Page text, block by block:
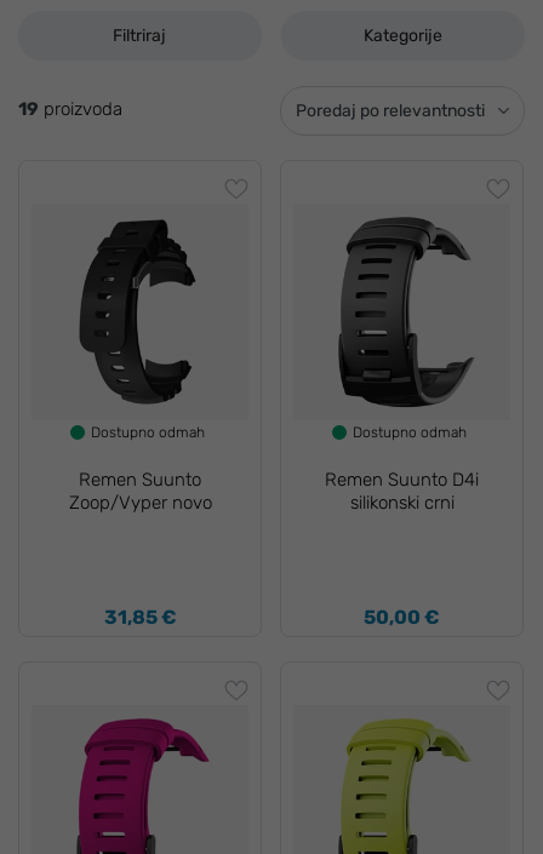
Filtriraj Kategorije
19 proizvoda Poredaj po relevantnosti
Dostupno odmah
Remen Suunto
Zoop/Vyper novo
31,85 €
Dostupno odmah
Remen Suunto D4i
silikonski crni
50,00 €